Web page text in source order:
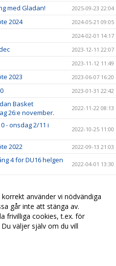
med Gladan! 2025-09-23 22:04
2024 2024-05-21 09:05
2024-02-01 14:17
2023-12-11 22:07
2023-11-12 11:49
2023 2023-06-07 16:20
2023-01-31 22:42
Basket
26:e november.
2022-11-22 08:13
- onsdag 2/11 i
2022-10-25 11:00
2022 2022-09-13 21:03
4 för DU16 helgen
2022-04-01 13:30
använder vi nödvändiga
går inte att stänga av.
frivilliga cookies, t.ex. för
väljer själv om du vill